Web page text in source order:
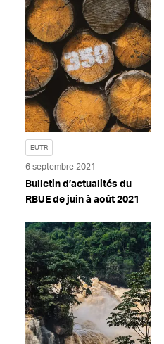
EUTR
6 septembre 2021
Bulletin d’actualités du
RBUE de juin à août 2021